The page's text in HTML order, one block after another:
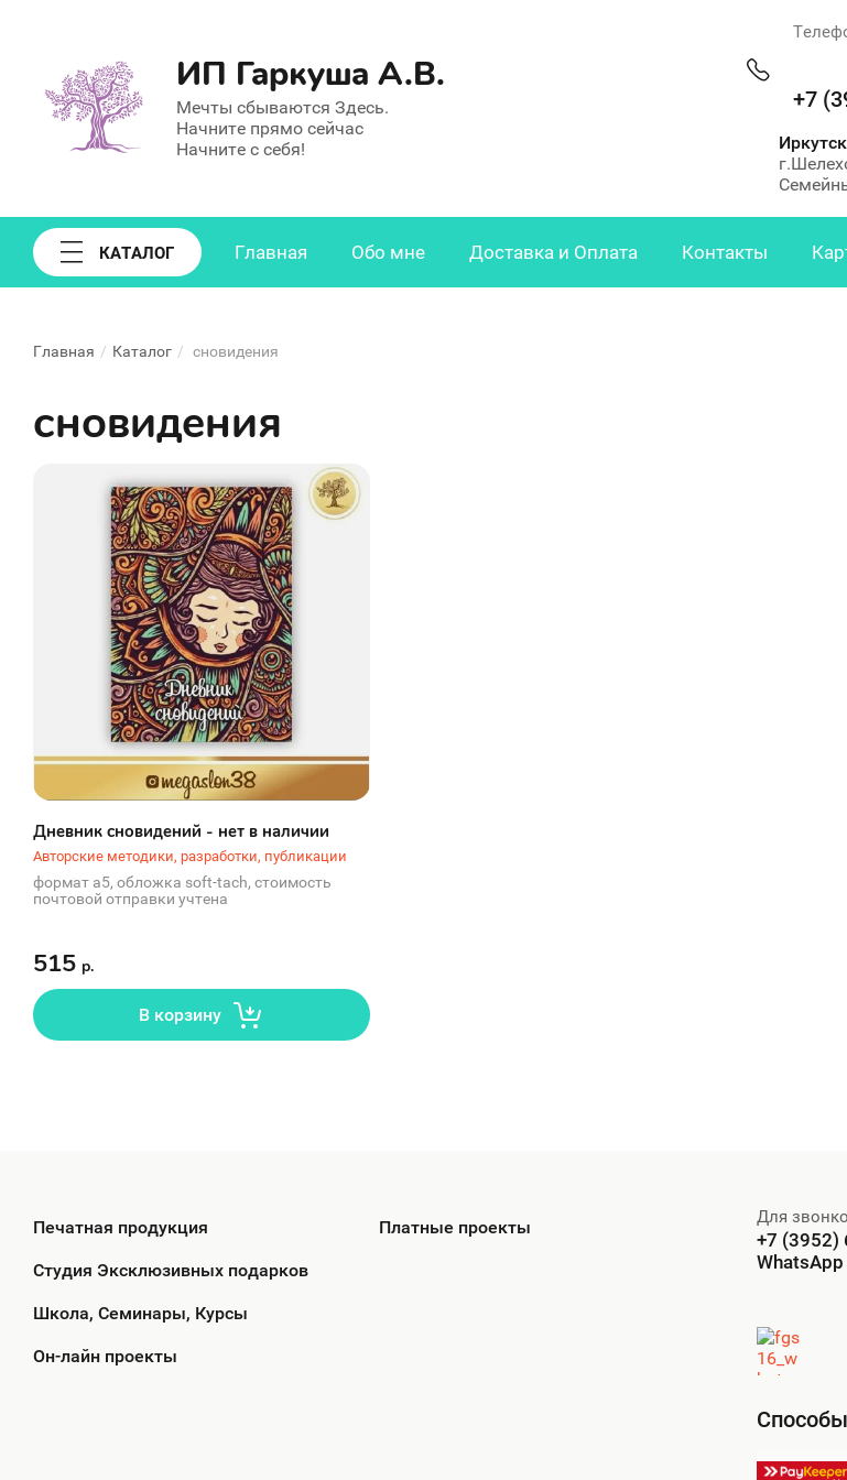
ИП Гаркуша А.В.
Мечты сбываются Здесь.
Начните прямо сейчас
Начните с себя!
+7
КАТАЛОГ Главная Обо мне Доставка и Оплата Контакты
Главная / Каталог / сновидения
сновидения
Дневник сновидений - нет в наличии
Авторские методики, разработки, публикации
формат а5, обложка soft-tach, стоимость
почтовой отправки учтена
515 р.
В корзину
Печатная продукция
Студия Эксклюзивных подарков
Школа, Семинары, Курсы
Он-лайн проекты
Платные проекты Для
+7 (3952)